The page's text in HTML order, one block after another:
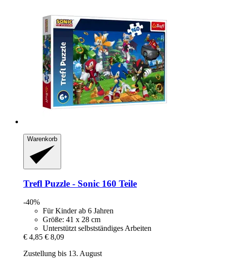
Warenkorb
Trefl Puzzle -​ Sonic 160 Teile
-40%
Für Kinder ab 6 Jahren
Größe: 41 x 28 cm
Unterstützt selbstständiges Arbeiten
€ 4,85 € 8,09
Zustellung bis 13. August